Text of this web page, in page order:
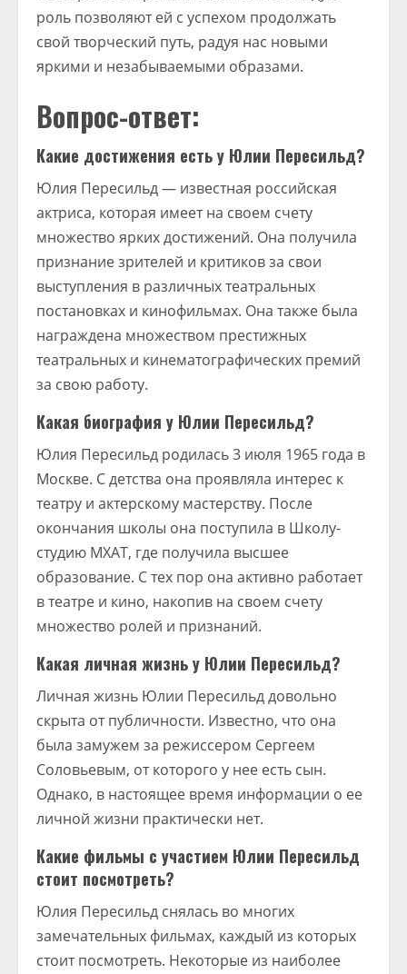
роль позволяют ей с успехом продолжать
свой творческий путь, радуя нас новыми
яркими и незабываемыми образами.
Вопрос-ответ:
Какие достижения есть у Юлии Пересильд?
Юлия Пересильд — известная российская
актриса, которая имеет на своем счету
множество ярких достижений. Она получила
признание зрителей и критиков за свои
выступления в различных театральных
постановках и кинофильмах. Она также была
награждена множеством престижных
театральных и кинематографических премий
за свою работу.
Какая биография у Юлии Пересильд?
Юлия Пересильд родилась 3 июля 1965 года в
Москве. С детства она проявляла интерес к
театру и актерскому мастерству. После
окончания школы она поступила в Школу-
студию МХАТ, где получила высшее
образование. С тех пор она активно работает
в театре и кино, накопив на своем счету
множество ролей и признаний.
Какая личная жизнь у Юлии Пересильд?
Личная жизнь Юлии Пересильд довольно
скрыта от публичности. Известно, что она
была замужем за режиссером Сергеем
Соловьевым, от которого у нее есть сын.
Однако, в настоящее время информации о ее
личной жизни практически нет.
Какие фильмы с участием Юлии Пересильд
стоит посмотреть?
Юлия Пересильд снялась во многих
замечательных фильмах, каждый из которых
стоит посмотреть. Некоторые из наиболее